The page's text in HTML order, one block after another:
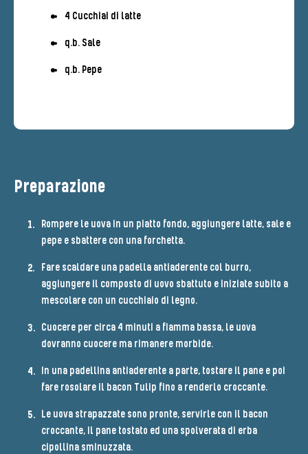
4 Cucchiai di latte
q.b. Sale
q.b. Pepe
Preparazione
Rompere le uova in un piatto fondo, aggiungere latte, sale e
pepe e sbattere con una forchetta.
Fare scaldare una padella antiaderente col burro,
aggiungere il composto di uovo sbattuto e iniziate subito a
mescolare con un cucchiaio di legno.
Cuocere per circa 4 minuti a fiamma bassa, le uova
dovranno cuocere ma rimanere morbide.
In una padellina antiaderente a parte, tostare il pane e poi
fare rosolare il bacon Tulip fino a renderlo croccante.
Le uova strapazzate sono pronte, servirle con il bacon
croccante, il pane tostato ed una spolverata di erba
cipollina sminuzzata.